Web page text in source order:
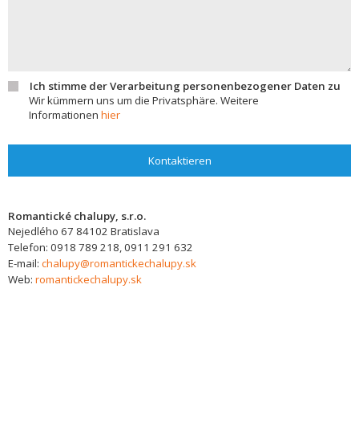
Ich stimme der Verarbeitung personenbezogener Daten zu
Wir kümmern uns um die Privatsphäre. Weitere
Informationen hier
Kontaktieren
Romantické chalupy, s.r.o.
Nejedlého 67 84102 Bratislava
Telefon: 0918 789 218, 0911 291 632
E-mail: chalupy@romantickechalupy.sk
Web: romantickechalupy.sk